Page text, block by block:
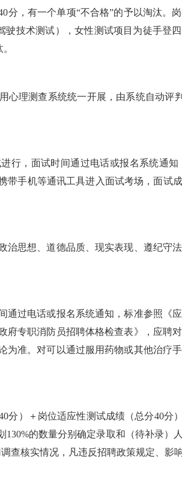
分，有一个单项“不合格”的予以淘汰。
技术测试），女性测试项目为徒手登
测查系统统一开展，由系统自动评判
，面试时间通过电话或报名系统通知
手机等通讯工具进入面试考场，面试
思想、道德品质、现实表现、遵纪守
过电话或报名系统通知，标准参照《
府专职消防员招聘体格检查表》，应聘
为准。对可以通过服用药物或其他治疗
）＋岗位适应性测试成绩（总分40分
的数量分别确定录取和（待补录）
查核实情况，凡违反招聘政策规定、影